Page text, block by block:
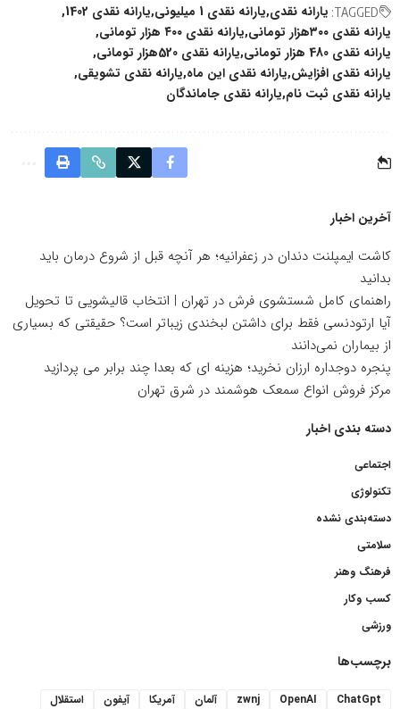
TAGGED: یارانه نقدی یارانه نقدی 1 میلیونی
یارانه نقدی 1402
یارانه نقدی ۳۰۰هزار تومانی
یارانه نقدی ۴۰۰ هزار تومانی
یارانه نقدی 480 هزار تومانی
یارانه نقدی 520هزار تومانی
یارانه نقدی افزایش یارانه نقدی این ماه یارانه نقدی تشویقی
یارانه نقدی ثبت نام یارانه نقدی جاماندگان
آخرین اخبار
کاشت ایمپلنت دندان در زعفرانیه؛ هر آنچه قبل از شروع درمان باید
بدانید
راهنمای کامل شستشوی فرش در تهران | انتخاب قالیشویی تا تحویل
آیا ارتودنسی فقط برای داشتن لبخندی زیباتر است؟ حقیقتی که بسیاری
از بیماران نمی‌دانند
پنجره دوجداره ارزان نخرید؛ هزینه ای که بعدا چند برابر می پردازید
مرکز فروش انواع سمعک هوشمند در شرق تهران
دسته بندی اخبار
اجتماعی
تکنولوژی
دسته‌بندی نشده
سلامتی
فرهنگ وهنر
کسب وکار
ورزشی
برچسب‌ها
ChatGpt
OpenAI
zwnj آلمان آمریکا آیفون
استقلال